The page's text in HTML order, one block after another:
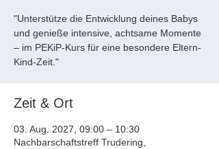
"Unterstütze die Entwicklung deines Babys
und genieße intensive, achtsame Momente
– im PEKiP-Kurs für eine besondere Eltern-
Kind-Zeit."
Zeit & Ort
03. Aug. 2027, 09:00 – 10:30
Nachbarschaftstreff Trudering,